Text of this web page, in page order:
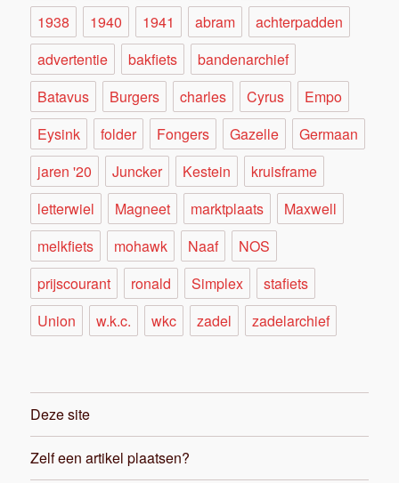
1938
1940 1941 abram
achterpadden
advertentie
bakfiets
bandenarchief
Batavus
Burgers charles Cyrus
Empo
Eysink
folder Fongers Gazelle
Germaan
jaren '20
Juncker Kestein
kruisframe
letterwiel
Magneet marktplaats
Maxwell
melkfiets
mohawk Naaf
NOS
prijscourant
ronald Simplex
stafiets
Union
w.k.c. wkc zadel zadelarchief
Deze site
Zelf een artikel plaatsen?